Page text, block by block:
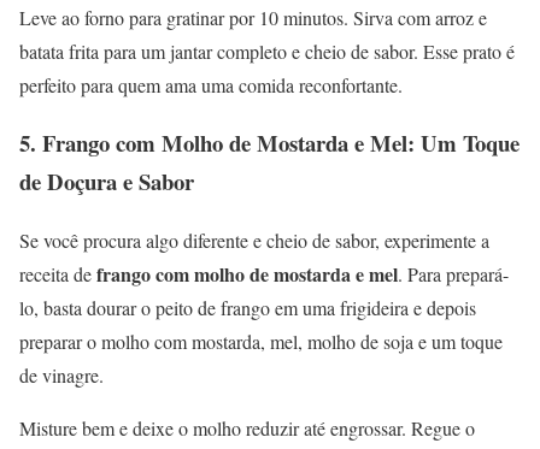
Leve ao forno para gratinar por 10 minutos. Sirva com arroz e
batata frita para um jantar completo e cheio de sabor. Esse prato é
perfeito para quem ama uma comida reconfortante.
5. Frango com Molho de Mostarda e Mel: Um Toque
de Doçura e Sabor
Se você procura algo diferente e cheio de sabor, experimente a
receita defrango com molho de mostarda e mel. Para prepará-
lo, basta dourar o peito de frango em uma frigideira e depois
preparar o molho com mostarda, mel, molho de soja e um toque
de vinagre.
Misture bem e deixe o molho reduzir até engrossar. Regue o